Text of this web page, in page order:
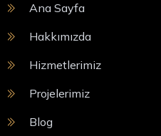
Ana Sayfa
Hakkımızda
Hizmetlerimiz
Projelerimiz
Blog